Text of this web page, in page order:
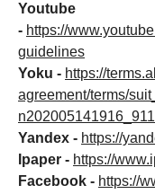
Youtube
- https://
guidelines
Yoku - https://
agreement/terms/
Yandex - https://
Ipaper - https://
Facebook - https://